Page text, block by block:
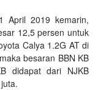
April 2019 kemarin,
12,5 persen untuk
Calya 1.2G AT di
besaran BBN KB
didapat dari NJKB